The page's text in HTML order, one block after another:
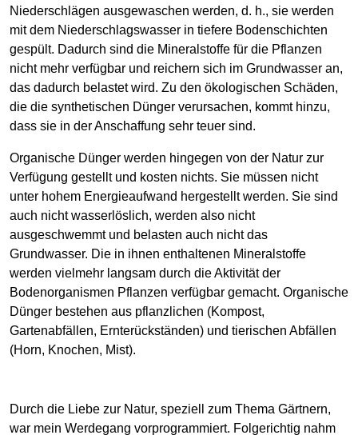
Niederschlägen ausgewaschen werden, d. h., sie werden
mit dem Niederschlagswasser in tiefere Bodenschichten
gespült. Dadurch sind die Mineralstoffe für die Pflanzen
nicht mehr verfügbar und reichern sich im Grundwasser an,
das dadurch belastet wird. Zu den ökologischen Schäden,
die die synthetischen Dünger verursachen, kommt hinzu,
dass sie in der Anschaffung sehr teuer sind.
Organische Dünger werden hingegen von der Natur zur
Verfügung gestellt und kosten nichts. Sie müssen nicht
unter hohem Energieaufwand hergestellt werden. Sie sind
auch nicht wasserlöslich, werden also nicht
ausgeschwemmt und belasten auch nicht das
Grundwasser. Die in ihnen enthaltenen Mineralstoffe
werden vielmehr langsam durch die Aktivität der
Bodenorganismen Pflanzen verfügbar gemacht. Organische
Dünger bestehen aus pflanzlichen (Kompost,
Gartenabfällen, Ernterückständen) und tierischen Abfällen
(Horn, Knochen, Mist).
Durch die Liebe zur Natur, speziell zum Thema Gärtnern,
war mein Werdegang vorprogrammiert. Folgerichtig nahm